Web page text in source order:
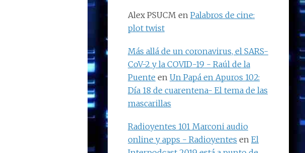
Alex PSUCM en Palabros de cine:
plot twist
Más allá de un coronavirus, el SARS-
CoV-2 y la COVID-19 - Raúl de la
Puente en Un Papá en Apuros 102:
Día 18 de cuarentena- El tema de las
mascarillas
Radioyentes 101 Marconi audio
online y apps - Radioyentes en El